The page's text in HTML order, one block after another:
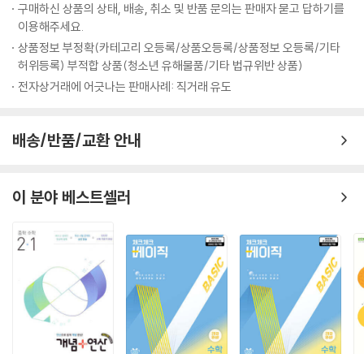
구매하신 상품의 상태, 배송, 취소 및 반품 문의는 판매자 묻고 답하기를
이용해주세요.
상품정보 부정확(카테고리 오등록/상품오등록/상품정보 오등록/기타
허위등록) 부적합 상품(청소년 유해물품/기타 법규위반 상품)
전자상거래에 어긋나는 판매사례: 직거래 유도
배송/반품/교환 안내
이 분야 베스트셀러